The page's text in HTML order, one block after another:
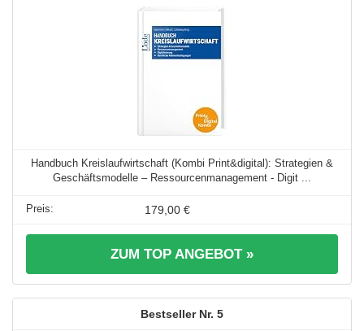
Handbuch Kreislaufwirtschaft (Kombi Print&digital): Strategien &
Geschäftsmodelle – Ressourcenmanagement - Digit ...
179,00 €
ZUM TOP ANGEBOT »
5